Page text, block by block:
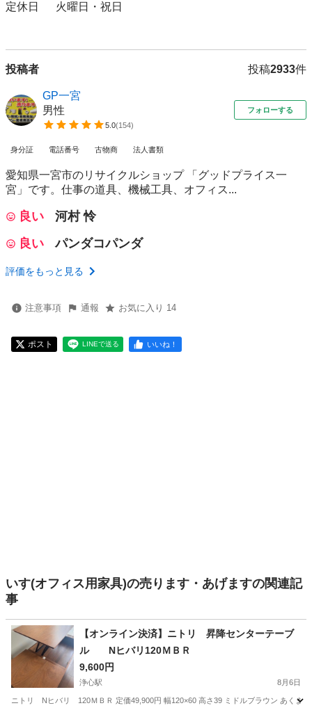
定休日 　 火曜日・祝日
投稿者 投稿2933件
GP一宮
男性
5.0(154)
フォローする
身分証 電話番号 古物商 法人書類
愛知県一宮市のリサイクルショップ 「グッドプライス一
宮」です。仕事の道具、機械工具、オフィス...
良い
河村 怜
良い
パンダコパンダ
評価をもっと見る
注意事項 通報 お気に入り 14
ポスト LINEで送る いいね！
いす(オフィス用家具)の売ります・あげますの関連記
事
【オンライン決済】ニトリ 昇降センターテーブ
ル Nヒバリ120ＭＢＲ
9,600円
浄心駅 8月6日
ニトリ Nヒバリ 120ＭＢＲ 定価49,900円 幅120×60 高さ39 ミドルブラウン あくま